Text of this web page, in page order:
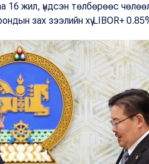
16 жил, үндсэн төлбөрөөс
зах зээлийн хүү LIBOR+